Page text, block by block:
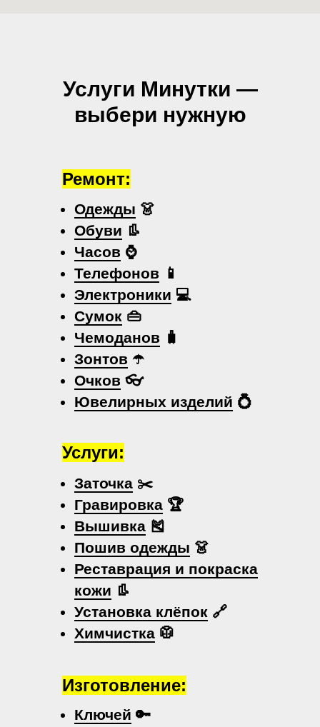
Услуги Минутки —
выбери нужную
Одежды 👗
Обуви 👢
Часов ⌚
Телефонов 📱
Электроники 💻
Сумок 👜
Чемоданов 🧳
Зонтов ☂️
Очков 👓
Ювелирных изделий 💍
Заточка ✂️
Гравировка 🏆
Вышивка 🎽
Пошив одежды 👗
Реставрация и покраска
кожи 👢
Установка клёпок 🔗
Химчистка 🥼
Ключей 🔑
Ремонт:
Услуги:
Изготовление: